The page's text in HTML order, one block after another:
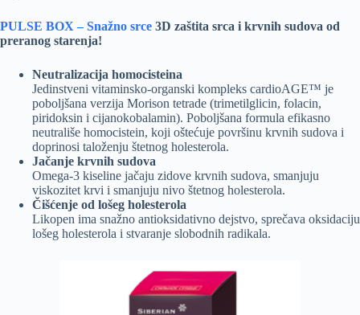
PULSE BOX – Snažno srce 3D zaštita srca i krvnih sudova od
preranog starenja!
Neutralizacija homocisteina
Jedinstveni vitaminsko-organski kompleks cardioAGE™ je
poboljšana verzija Morison tetrade (trimetilglicin, folacin,
piridoksin i cijanokobalamin). Poboljšana formula efikasno
neutrališe homocistein, koji oštećuje površinu krvnih sudova i
doprinosi taloženju štetnog holesterola.
Jačanje krvnih sudova
Omega-3 kiseline jačaju zidove krvnih sudova, smanjuju
viskozitet krvi i smanjuju nivo štetnog holesterola.
Čišćenje od lošeg holesterola
Likopen ima snažno antioksidativno dejstvo, sprečava oksidaciju
lošeg holesterola i stvaranje slobodnih radikala.